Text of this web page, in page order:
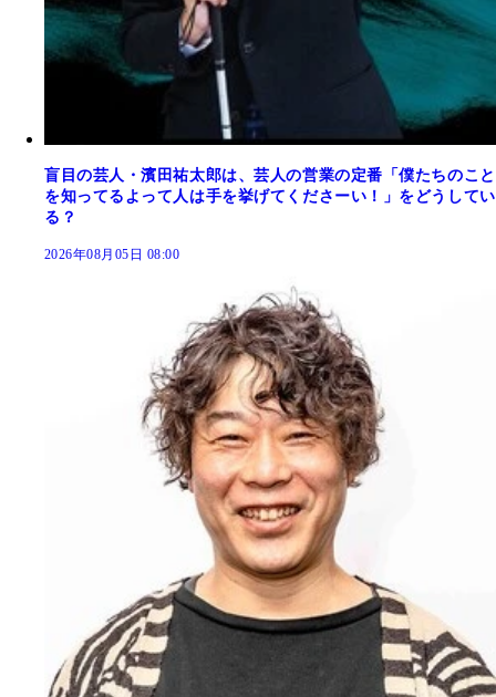
盲目の芸人・濱田祐太郎は、芸人の営業の定番「僕たちのこと
を知ってるよって人は手を挙げてくださーい！」をどうしてい
る？
2026年08月05日 08:00